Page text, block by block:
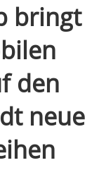
bringt
den
neue